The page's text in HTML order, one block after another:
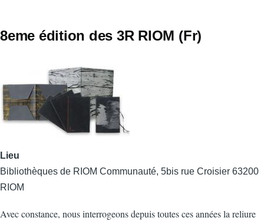
8eme édition des 3R RIOM (Fr)
Lieu
Bibliothèques de RIOM Communauté, 5bis rue Croisier 63200
RIOM
Avec constance, nous interrogeons depuis toutes ces années la reliure